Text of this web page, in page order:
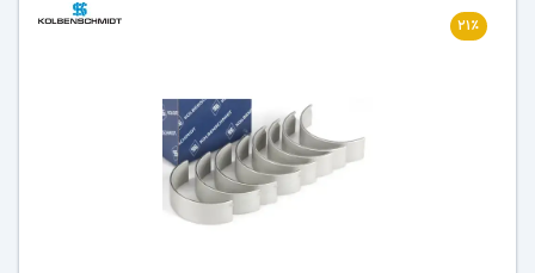
عکس کالا
۲۱٪